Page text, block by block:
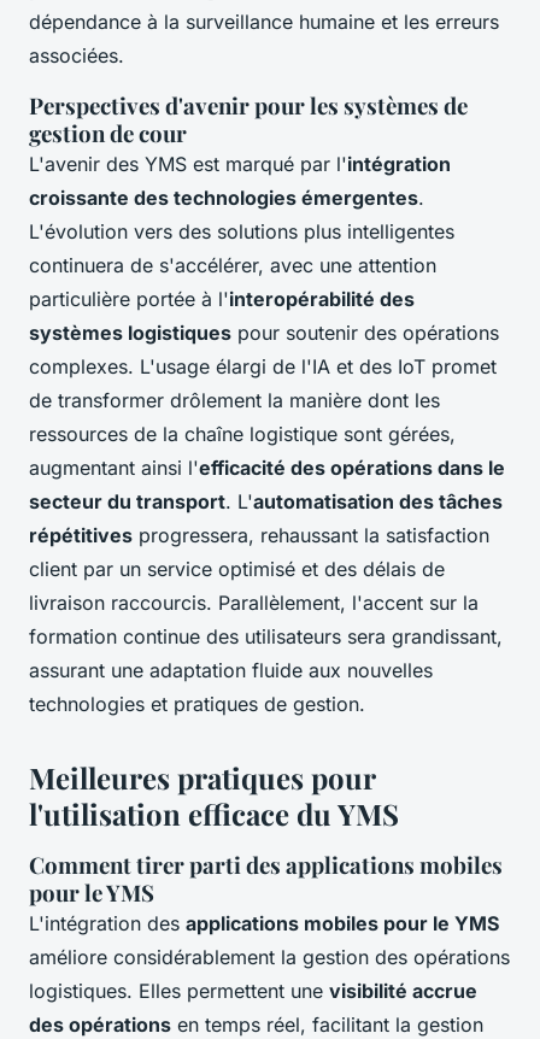
dépendance à la surveillance humaine et les erreurs
associées.
Perspectives d'avenir pour les systèmes de
gestion de cour
L'avenir des YMS est marqué par l'intégration
croissante des technologies émergentes.
L'évolution vers des solutions plus intelligentes
continuera de s'accélérer, avec une attention
particulière portée à l'interopérabilité des
systèmes logistiques pour soutenir des opérations
complexes. L'usage élargi de l'IA et des IoT promet
de transformer drôlement la manière dont les
ressources de la chaîne logistique sont gérées,
augmentant ainsi l'efficacité des opérations dans le
secteur du transport. L'automatisation des tâches
répétitives progressera, rehaussant la satisfaction
client par un service optimisé et des délais de
livraison raccourcis. Parallèlement, l'accent sur la
formation continue des utilisateurs sera grandissant,
assurant une adaptation fluide aux nouvelles
technologies et pratiques de gestion.
Meilleures pratiques pour
l'utilisation efficace du YMS
Comment tirer parti des applications mobiles
pour le YMS
L'intégration des applications mobiles pour le YMS
améliore considérablement la gestion des opérations
logistiques. Elles permettent une visibilité accrue
des opérations en temps réel, facilitant la gestion